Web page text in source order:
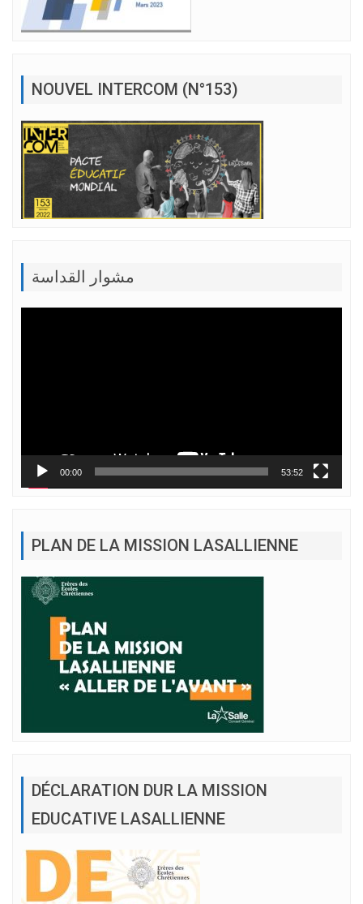
NOUVEL INTERCOM (N°153)
مشوار القداسة
00:00 53:52
PLAN DE LA MISSION LASALLIENNE
DÉCLARATION DUR LA MISSION
EDUCATIVE LASALLIENNE